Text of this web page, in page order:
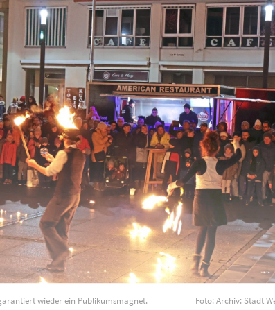
wieder ein Publikumsmagnet. Foto: Archiv: Stadt